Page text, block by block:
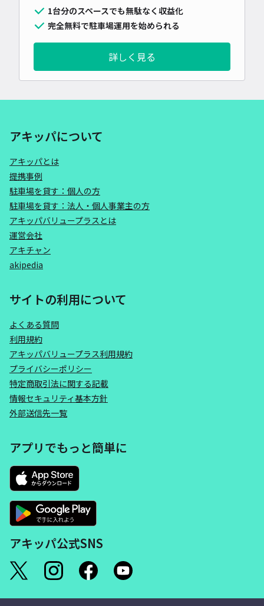
1台分のスペースでも無駄なく収益化
完全無料で駐車場運用を始められる
詳しく見る
アキッパについて
アキッパとは
提携事例
駐車場を貸す：個人の方
駐車場を貸す：法人・個人事業主の方
アキッパバリュープラスとは
運営会社
アキチャン
akipedia
サイトの利用について
よくある質問
利用規約
アキッパバリュープラス利用規約
プライバシーポリシー
特定商取引法に関する記載
情報セキュリティ基本方針
外部送信先一覧
アプリでもっと簡単に
アキッパ公式SNS